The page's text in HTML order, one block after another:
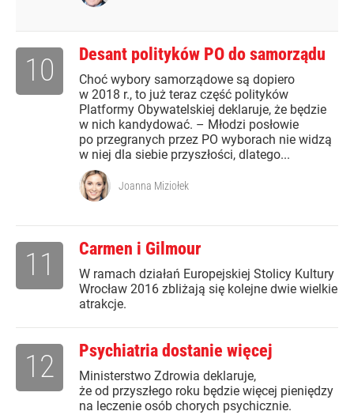
Desant polityków PO do samorządu
Choć wybory samorządowe są dopiero
w 2018 r., to już teraz część polityków
Platformy Obywatelskiej deklaruje, że będzie
w nich kandydować. – Młodzi posłowie
po przegranych przez PO wyborach nie widzą
w niej dla siebie przyszłości, dlatego...
10
Joanna Miziołek
Carmen i Gilmour
W ramach działań Europejskiej Stolicy Kultury
Wrocław 2016 zbliżają się kolejne dwie wielkie
atrakcje.
11
Psychiatria dostanie więcej
Ministerstwo Zdrowia deklaruje,
że od przyszłego roku będzie więcej pieniędzy
na leczenie osób chorych psychicznie.
12